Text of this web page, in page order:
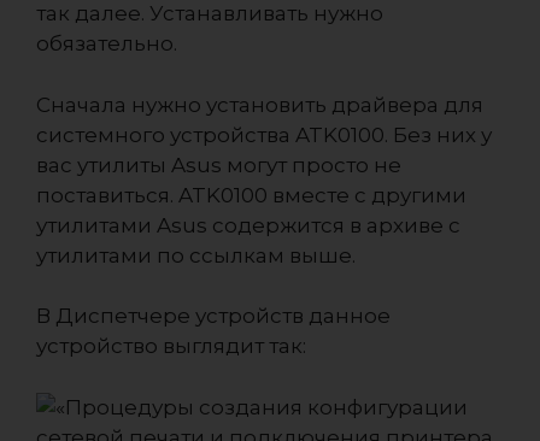
так далее. Устанавливать нужно
обязательно.
Сначала нужно установить драйвера для
системного устройства ATK0100. Без них у
вас утилиты Asus могут просто не
поставиться. ATK0100 вместе с другими
утилитами Asus содержится в архиве с
утилитами по ссылкам выше.
В Диспетчере устройств данное
устройство выглядит так: